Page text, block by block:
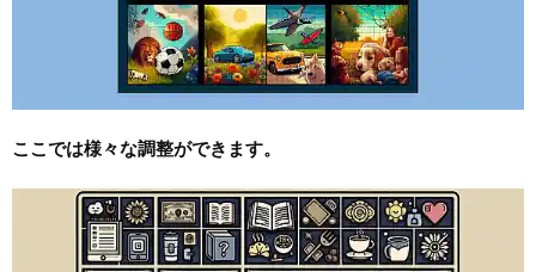
ここでは様々な調整ができます。